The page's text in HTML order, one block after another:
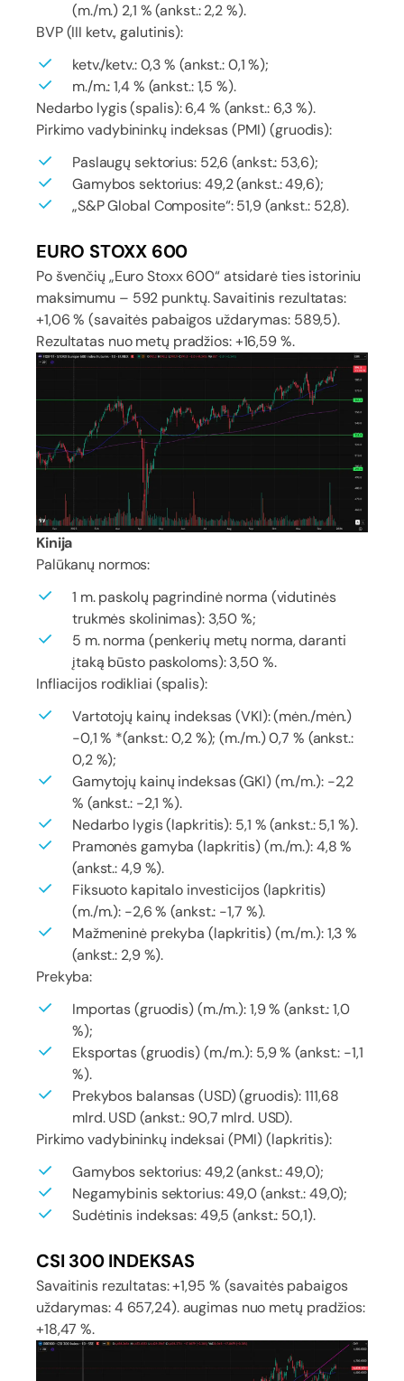
(m./m.) 2,1 % (ankst.: 2,2 %).
BVP (III ketv., galutinis):
ketv./ketv.: 0,3 % (ankst.: 0,1 %);
m./m.: 1,4 % (ankst.: 1,5 %).
Nedarbo lygis (spalis): 6,4 % (ankst.: 6,3 %).
Pirkimo vadybininkų indeksas (PMI) (gruodis):
Paslaugų sektorius: 52,6 (ankst.: 53,6);
Gamybos sektorius: 49,2 (ankst.: 49,6);
„S&P Global Composite“: 51,9 (ankst.: 52,8).
EURO STOXX 600
Po švenčių „Euro Stoxx 600“ atsidarė ties istoriniu
maksimumu – 592 punktų. Savaitinis rezultatas:
+1,06 % (savaitės pabaigos uždarymas: 589,5).
Rezultatas nuo metų pradžios: +16,59 %.
Kinija
Palūkanų normos:
1 m. paskolų pagrindinė norma (vidutinės
trukmės skolinimas): 3,50 %;
5 m. norma (penkerių metų norma, daranti
įtaką būsto paskoloms): 3,50 %.
Infliacijos rodikliai (spalis):
Vartotojų kainų indeksas (VKI): (mėn./mėn.)
-0,1 % *(ankst.: 0,2 %); (m./m.) 0,7 % (ankst.:
0,2 %);
Gamytojų kainų indeksas (GKI) (m./m.): -2,2
% (ankst.: -2,1 %).
Nedarbo lygis (lapkritis): 5,1 % (ankst.: 5,1 %).
Pramonės gamyba (lapkritis) (m./m.): 4,8 %
(ankst.: 4,9 %).
Fiksuoto kapitalo investicijos (lapkritis)
(m./m.): -2,6 % (ankst.: -1,7 %).
Mažmeninė prekyba (lapkritis) (m./m.): 1,3 %
(ankst.: 2,9 %).
Prekyba:
Importas (gruodis) (m./m.): 1,9 % (ankst.: 1,0
%);
Eksportas (gruodis) (m./m.): 5,9 % (ankst.: -1,1
%).
Prekybos balansas (USD) (gruodis): 111,68
mlrd. USD (ankst.: 90,7 mlrd. USD).
Pirkimo vadybininkų indeksai (PMI) (lapkritis):
Gamybos sektorius: 49,2 (ankst.: 49,0);
Negamybinis sektorius: 49,0 (ankst.: 49,0);
Sudėtinis indeksas: 49,5 (ankst.: 50,1).
CSI 300 INDEKSAS
Savaitinis rezultatas: +1,95 % (savaitės pabaigos
uždarymas: 4 657,24). augimas nuo metų pradžios:
+18,47 %.